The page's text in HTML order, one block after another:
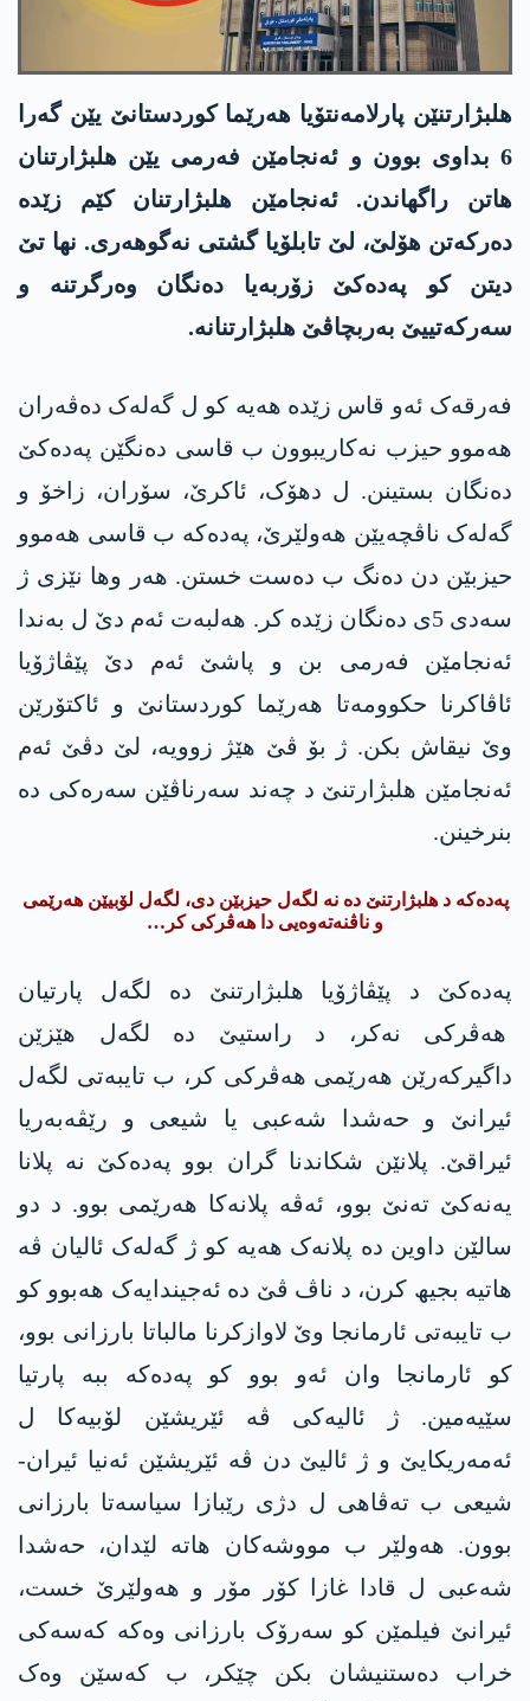
ھلبژارتنێن پارلامەنتۆیا ھەرێما کوردستانێ یێن گەرا
6 بداوی بوون و ئەنجامێن فەرمی یێن ھلبژارتنان
هاتن راگھاندن. ئەنجامێن ھلبژارتنان کێم زێدە
دەرکەتن ھۆلێ، لێ تابلۆیا گشتی نەگوھەری. نھا تێ
دیتن کو پەدەکێ زۆربەیا دەنگان وەرگرتنە و
سەرکەتییێ بەربچاڤێ ھلبژارتنانە.
فەرقەک ئەو قاس زێدە ھەیە کو ل گەلەک دەڤەران
ھەموو حیزب نەکاریبوون ب قاسی دەنگێن پەدەکێ
دەنگان بستینن. ل دھۆک، ئاکرێ، سۆران، زاخۆ و
گەلەک ناڤچەیێن ھەولێرێ، پەدەکە ب قاسی ھەموو
حیزبێن دن دەنگ ب دەست خستن. ھەر وھا نێزی ژ
سەدی 5ی دەنگان زێدە کر. ھەلبەت ئەم دێ ل بەندا
ئەنجامێن فەرمی بن و پاشێ ئەم دێ پێڤاژۆیا
ئاڤاکرنا حکوومەتا ھەرێما کوردستانێ و ئاکتۆرێن
وێ نیقاش بکن. ژ بۆ ڤێ ھێژ زوویە، لێ دڤێ ئەم
ئەنجامێن ھلبژارتنێ د چەند سەرناڤێن سەرەکی دە
بنرخینن.
پەدەکە د ھلبژارتنێ دە نە لگەل حیزبێن دی، لگەل لۆبیێن ھەرێمی
و ناڤنەتەوەیی دا ھەڤرکی کر…
پەدەکێ د پێڤاژۆیا ھلبژارتنێ دە لگەل پارتیان
هەڤرکی نەکر، د راستیێ دە لگەل ھێزێن
داگیرکەرێن ھەرێمی ھەڤرکی کر، ب تایبەتی لگەل
ئیرانێ و حەشدا شەعبی یا شیعی و رێڤەبەریا
ئیراقێ. پلانێن شکاندنا گران بوو پەدەکێ نە پلانا
یەنەکێ تەنێ بوو، ئەڤە پلانەکا ھەرێمی بوو. د دو
سالێن داوین دە پلانەک ھەیە کو ژ گەلەک ئالیان ڤە
ھاتیە بجیھ کرن، د ناڤ ڤێ دە ئەجیندایەک ھەبوو کو
ب تایبەتی ئارمانجا وێ لاوازکرنا مالباتا بارزانی بوو،
کو ئارمانجا وان ئەو بوو کو پەدەکە ببە پارتیا
سێیەمین. ژ ئالیەکی ڤە ئێریشێن لۆبیەکا ل
ئەمەریکایێ و ژ ئالیێ دن ڤە ئێریشێن ئەنیا ئیران-
شیعی ب تەڤاھی ل دژی رێبازا سیاسەتا بارزانی
بوون. ھەولێر ب مووشەکان ھاتە لێدان، حەشدا
شەعبی ل قادا غازا کۆر مۆر و ھەولێرێ خست،
ئیرانێ فیلمێن کو سەرۆک بارزانی وەکە کەسەکی
خراب دەستنیشان بکن چێکر، ب کەسێن وەک